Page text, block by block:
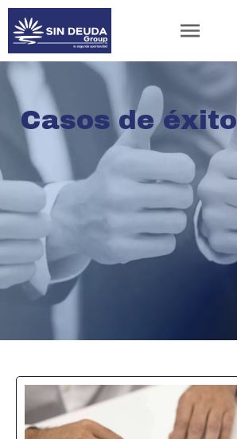
Casos de éxito